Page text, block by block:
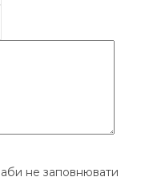
аби не заповнювати